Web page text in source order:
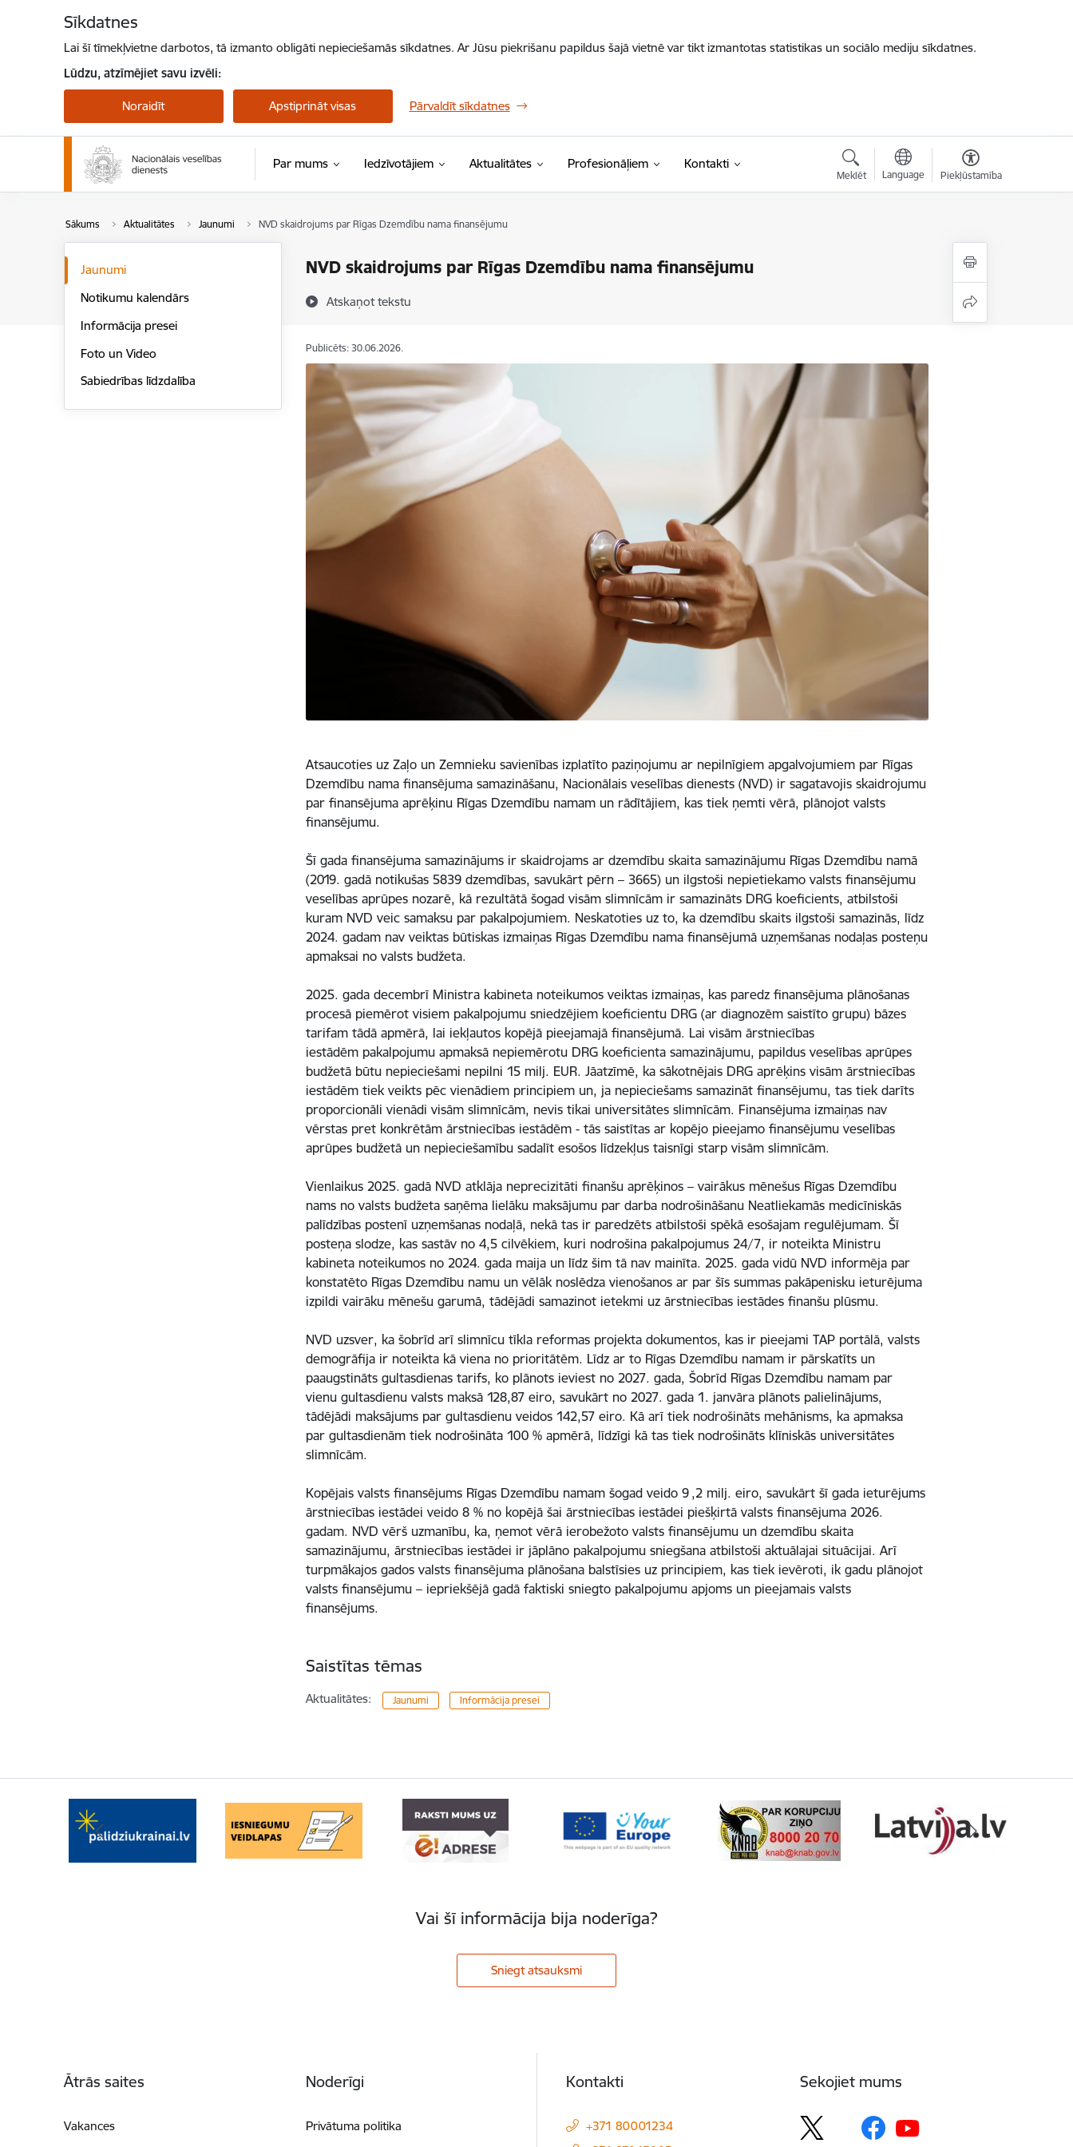
Sīkdatnes
Lai šī tīmekļvietne darbotos, tā izmanto obligāti nepieciešamās sīkdatnes. Ar Jūsu piekrišanu papildus šajā vietnē var tikt izmantotas statistikas un sociālo mediju sīkdatnes.
Lūdzu, atzīmējiet savu izvēli:
Noraidīt Apstiprināt visas Pārvaldīt sīkdatnes
Par mums Iedzīvotājiem Aktualitātes Profesionāļiem Kontakti
Meklēt Language Piekļūstamība
Sākums Aktualitātes Jaunumi NVD skaidrojums par Rīgas Dzemdību nama finansējumu
NVD skaidrojums par Rīgas Dzemdību nama finansējumu
Atskaņot tekstu
Jaunumi
Notikumu kalendārs
Informācija presei
Foto un Video
Sabiedrības līdzdalība
Publicēts: 30.06.2026.
Atsaucoties uz Zaļo un Zemnieku savienības izplatīto paziņojumu ar nepilnīgiem apgalvojumiem par Rīgas
Dzemdību nama finansējuma samazināšanu, Nacionālais veselības dienests (NVD) ir sagatavojis skaidrojumu
par finansējuma aprēķinu Rīgas Dzemdību namam un rādītājiem, kas tiek ņemti vērā, plānojot valsts
finansējumu.
Šī gada finansējuma samazinājums ir skaidrojams ar dzemdību skaita samazinājumu Rīgas Dzemdību namā
(2019. gadā notikušas 5839 dzemdības, savukārt pērn – 3665) un ilgstoši nepietiekamo valsts finansējumu
veselības aprūpes nozarē, kā rezultātā šogad visām slimnīcām ir samazināts DRG koeficients, atbilstoši
kuram NVD veic samaksu par pakalpojumiem. Neskatoties uz to, ka dzemdību skaits ilgstoši samazinās, līdz
2024. gadam nav veiktas būtiskas izmaiņas Rīgas Dzemdību nama finansējumā uzņemšanas nodaļas posteņu
apmaksai no valsts budžeta.
2025. gada decembrī Ministra kabineta noteikumos veiktas izmaiņas, kas paredz finansējuma plānošanas
procesā piemērot visiem pakalpojumu sniedzējiem koeficientu DRG (ar diagnozēm saistīto grupu) bāzes
tarifam tādā apmērā, lai iekļautos kopējā pieejamajā finansējumā. Lai visām ārstniecības
iestādēm pakalpojumu apmaksā nepiemērotu DRG koeficienta samazinājumu, papildus veselības aprūpes
budžetā būtu nepieciešami nepilni 15 milj. EUR. Jāatzīmē, ka sākotnējais DRG aprēķins visām ārstniecības
iestādēm tiek veikts pēc vienādiem principiem un, ja nepieciešams samazināt finansējumu, tas tiek darīts
proporcionāli vienādi visām slimnīcām, nevis tikai universitātes slimnīcām. Finansējuma izmaiņas nav
vērstas pret konkrētām ārstniecības iestādēm - tās saistītas ar kopējo pieejamo finansējumu veselības
aprūpes budžetā un nepieciešamību sadalīt esošos līdzekļus taisnīgi starp visām slimnīcām.
Vienlaikus 2025. gadā NVD atklāja neprecizitāti finanšu aprēķinos – vairākus mēnešus Rīgas Dzemdību
nams no valsts budžeta saņēma lielāku maksājumu par darba nodrošināšanu Neatliekamās medicīniskās
palīdzības postenī uzņemšanas nodaļā, nekā tas ir paredzēts atbilstoši spēkā esošajam regulējumam. Šī
posteņa slodze, kas sastāv no 4,5 cilvēkiem, kuri nodrošina pakalpojumus 24/7, ir noteikta Ministru
kabineta noteikumos no 2024. gada maija un līdz šim tā nav mainīta. 2025. gada vidū NVD informēja par
konstatēto Rīgas Dzemdību namu un vēlāk noslēdza vienošanos ar par šīs summas pakāpenisku ieturējuma
izpildi vairāku mēnešu garumā, tādējādi samazinot ietekmi uz ārstniecības iestādes finanšu plūsmu.
NVD uzsver, ka šobrīd arī slimnīcu tīkla reformas projekta dokumentos, kas ir pieejami TAP portālā, valsts
demogrāfija ir noteikta kā viena no prioritātēm. Līdz ar to Rīgas Dzemdību namam ir pārskatīts un
paaugstināts gultasdienas tarifs, ko plānots ieviest no 2027. gada, Šobrīd Rīgas Dzemdību namam par
vienu gultasdienu valsts maksā 128,87 eiro, savukārt no 2027. gada 1. janvāra plānots palielinājums,
tādējādi maksājums par gultasdienu veidos 142,57 eiro. Kā arī tiek nodrošināts mehānisms, ka apmaksa
par gultasdienām tiek nodrošināta 100 % apmērā, līdzīgi kā tas tiek nodrošināts klīniskās universitātes
slimnīcām.
Kopējais valsts finansējums Rīgas Dzemdību namam šogad veido 9 ,2 milj. eiro, savukārt šī gada ieturējums
ārstniecības iestādei veido 8 % no kopējā šai ārstniecības iestādei piešķirtā valsts finansējuma 2026.
gadam. NVD vērš uzmanību, ka, ņemot vērā ierobežoto valsts finansējumu un dzemdību skaita
samazinājumu, ārstniecības iestādei ir jāplāno pakalpojumu sniegšana atbilstoši aktuālajai situācijai. Arī
turpmākajos gados valsts finansējuma plānošana balstīsies uz principiem, kas tiek ievēroti, ik gadu plānojot
valsts finansējumu – iepriekšējā gadā faktiski sniegto pakalpojumu apjoms un pieejamais valsts
finansējums.
Saistītas tēmas
Aktualitātes: Jaunumi Informācija presei
Vai šī informācija bija noderīga?
Sniegt atsauksmi
Ātrās saites
Vakances
Noderīgi
Privātuma politika
Kontakti
+371 80001234
Sekojiet mums